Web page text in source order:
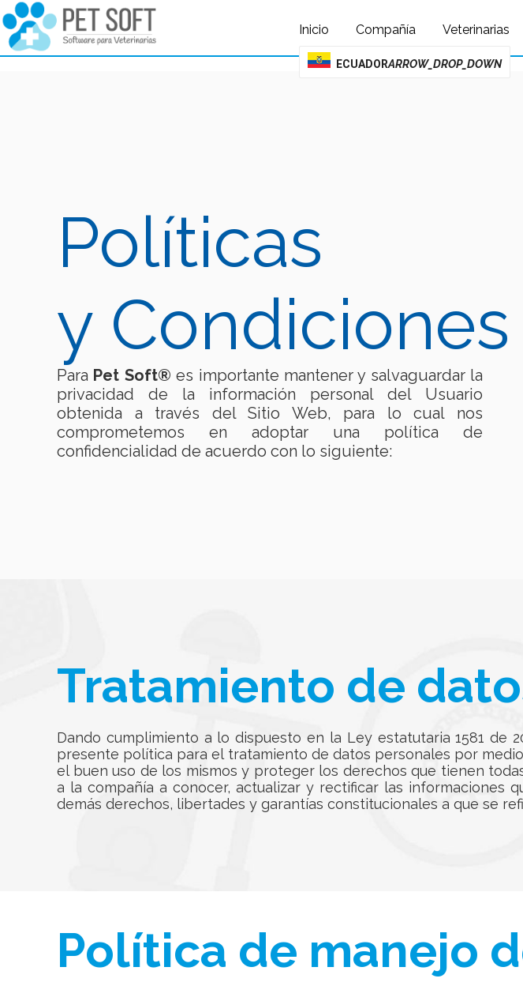
query failed, Table 'nwproject5_petsoft.preload_images' doesn't exist::SQL Query: /*qc=on*/ select * from
Inicio Compañía Veterinarias
ECUADORARROW_DROP_DOWN
Políticas
y Condiciones
Para Pet Soft® es importante mantener y salvaguardar la
privacidad de la información personal del Usuario
obtenida a través del Sitio Web, para lo cual nos
comprometemos en adoptar una política de
confidencialidad de acuerdo con lo siguiente:
Tratamiento de
Dando cumplimiento a lo dispuesto en la Ley estatutaria 1581 de
presente política para el tratamiento de datos personales por
el buen uso de los mismos y proteger los derechos que tienen
a la compañía a conocer, actualizar y rectificar las informaciones
demás derechos, libertades y garantías constitucionales a que se
Política de manejo